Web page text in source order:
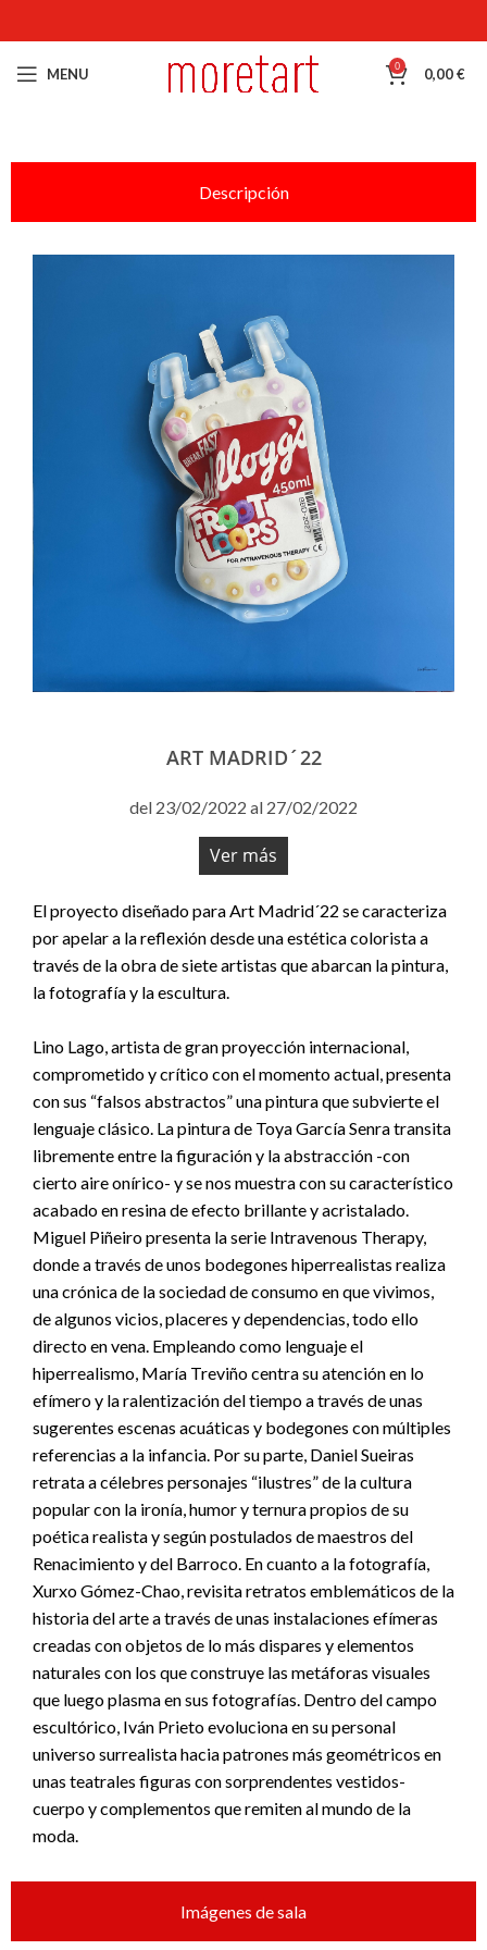
MENU 0 0,00€
Descripción
Imágenes de sala
ART MADRID´22
del 23/02/2022 al 27/02/2022
Ver más
El proyecto diseñado para Art Madrid´22 se caracteriza
por apelar a la reflexión desde una estética colorista a
través de la obra de siete artistas que abarcan la pintura,
la fotografía y la escultura.
Lino Lago, artista de gran proyección internacional,
comprometido y crítico con el momento actual, presenta
con sus “falsos abstractos” una pintura que subvierte el
lenguaje clásico. La pintura de Toya García Senra transita
libremente entre la figuración y la abstracción -con
cierto aire onírico- y se nos muestra con su característico
acabado en resina de efecto brillante y acristalado.
Miguel Piñeiro presenta la serie Intravenous Therapy,
donde a través de unos bodegones hiperrealistas realiza
una crónica de la sociedad de consumo en que vivimos,
de algunos vicios, placeres y dependencias, todo ello
directo en vena. Empleando como lenguaje el
hiperrealismo, María Treviño centra su atención en lo
efímero y la ralentización del tiempo a través de unas
sugerentes escenas acuáticas y bodegones con múltiples
referencias a la infancia. Por su parte, Daniel Sueiras
retrata a célebres personajes “ilustres” de la cultura
popular con la ironía, humor y ternura propios de su
poética realista y según postulados de maestros del
Renacimiento y del Barroco. En cuanto a la fotografía,
Xurxo Gómez-Chao, revisita retratos emblemáticos de la
historia del arte a través de unas instalaciones efímeras
creadas con objetos de lo más dispares y elementos
naturales con los que construye las metáforas visuales
que luego plasma en sus fotografías. Dentro del campo
escultórico, Iván Prieto evoluciona en su personal
universo surrealista hacia patrones más geométricos en
unas teatrales figuras con sorprendentes vestidos-
cuerpo y complementos que remiten al mundo de la
moda.